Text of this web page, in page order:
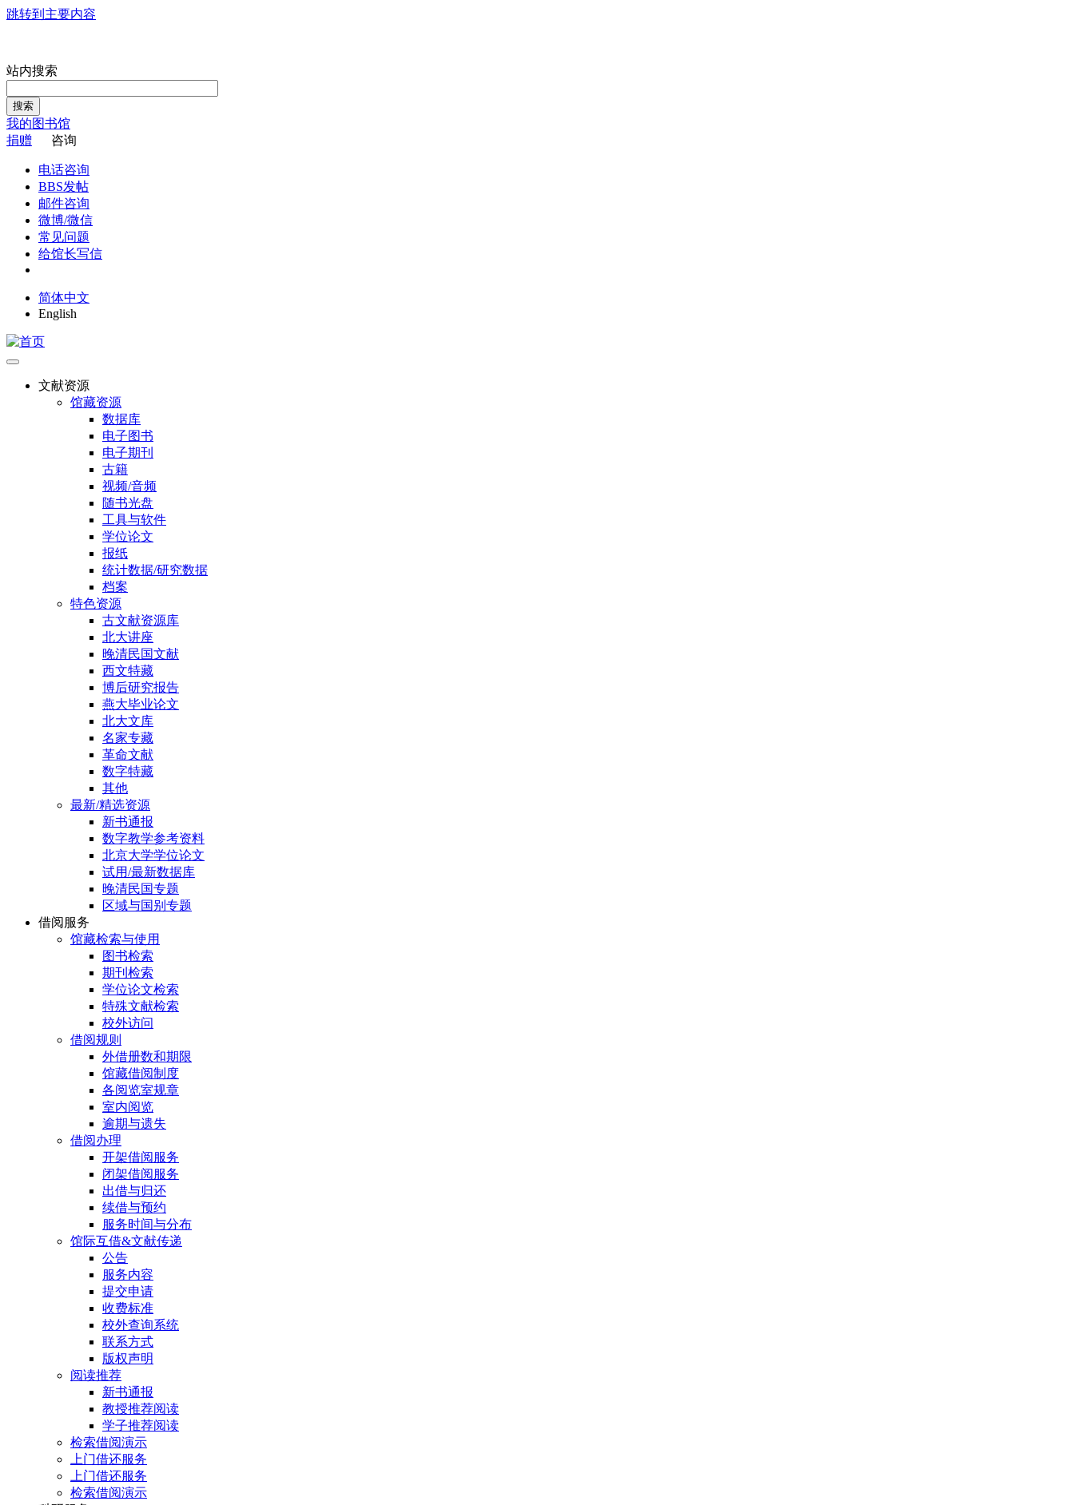
跳转到主要内容
站内搜索
搜索
我的图书馆
捐赠
咨询
电话咨询
BBS发帖
邮件咨询
微博/微信
常见问题
给馆长写信
简体中文
English
文献资源
馆藏资源
数据库
电子图书
电子期刊
古籍
视频/音频
随书光盘
工具与软件
学位论文
报纸
统计数据/研究数据
档案
特色资源
古文献资源库
北大讲座
晚清民国文献
西文特藏
博后研究报告
燕大毕业论文
北大文库
名家专藏
革命文献
数字特藏
其他
最新/精选资源
新书通报
数字教学参考资料
北京大学学位论文
试用/最新数据库
晚清民国专题
区域与国别专题
借阅服务
馆藏检索与使用
图书检索
期刊检索
学位论文检索
特殊文献检索
校外访问
借阅规则
外借册数和期限
馆藏借阅制度
各阅览室规章
室内阅览
逾期与遗失
借阅办理
开架借阅服务
闭架借阅服务
出借与归还
续借与预约
服务时间与分布
馆际互借&文献传递
公告
服务内容
提交申请
收费标准
校外查询系统
联系方式
版权声明
阅读推荐
新书通报
教授推荐阅读
学子推荐阅读
检索借阅演示
上门借还服务
上门借还服务
检索借阅演示